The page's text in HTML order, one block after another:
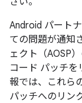
Android パート
ての問題が通知
ェクト（AOSP
コード パッチを
報では、これら
パッチへのリン